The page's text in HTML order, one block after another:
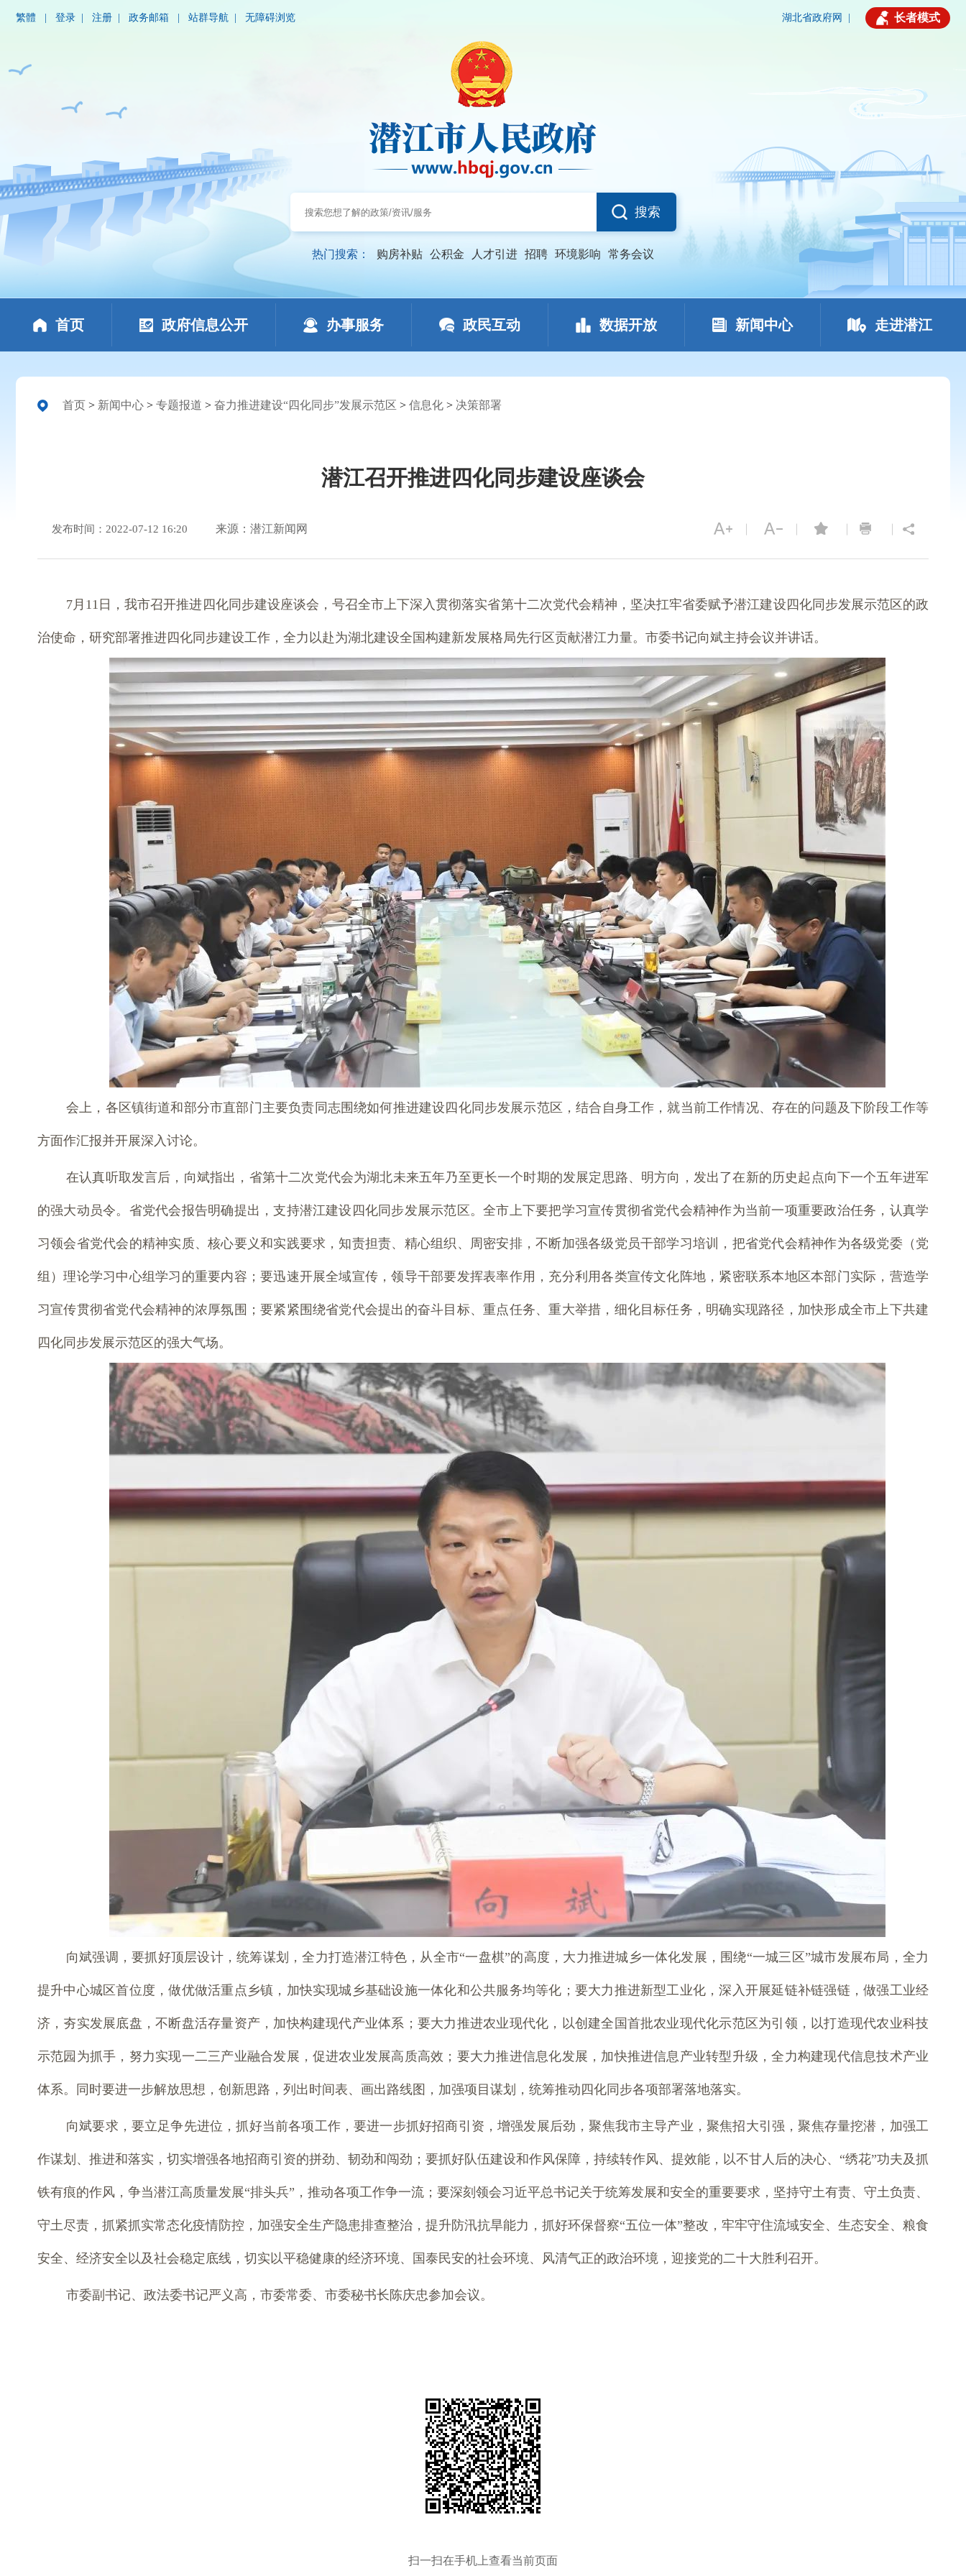
繁體 登录 注册 政务邮箱 站群导航 无障碍浏览 湖北省政府网 长者模式
搜索
热门搜索： 购房补贴 公积金 人才引进 招聘 环境影响 常务会议
首页 政府信息公开 办事服务 政民互动 数据开放 新闻中心 走进潜江
首页 > 新闻中心 > 专题报道 > 奋力推进建设“四化同步”发展示范区 > 信息化 > 决策部署
潜江召开推进四化同步建设座谈会
发布时间：2022-07-12 16:20 来源：潜江新闻网
7月11日，我市召开推进四化同步建设座谈会，号召全市上下深入贯彻落实省第十二次党代会精神，坚决扛牢省委赋予潜江建设四化同步发展示范区的政
治使命，研究部署推进四化同步建设工作，全力以赴为湖北建设全国构建新发展格局先行区贡献潜江力量。市委书记向斌主持会议并讲话。
会上，各区镇街道和部分市直部门主要负责同志围绕如何推进建设四化同步发展示范区，结合自身工作，就当前工作情况、存在的问题及下阶段工作等
方面作汇报并开展深入讨论。
在认真听取发言后，向斌指出，省第十二次党代会为湖北未来五年乃至更长一个时期的发展定思路、明方向，发出了在新的历史起点向下一个五年进军
的强大动员令。省党代会报告明确提出，支持潜江建设四化同步发展示范区。全市上下要把学习宣传贯彻省党代会精神作为当前一项重要政治任务，认真学
习领会省党代会的精神实质、核心要义和实践要求，知责担责、精心组织、周密安排，不断加强各级党员干部学习培训，把省党代会精神作为各级党委（党
组）理论学习中心组学习的重要内容；要迅速开展全域宣传，领导干部要发挥表率作用，充分利用各类宣传文化阵地，紧密联系本地区本部门实际，营造学
习宣传贯彻省党代会精神的浓厚氛围；要紧紧围绕省党代会提出的奋斗目标、重点任务、重大举措，细化目标任务，明确实现路径，加快形成全市上下共建
四化同步发展示范区的强大气场。
向斌强调，要抓好顶层设计，统筹谋划，全力打造潜江特色，从全市“一盘棋”的高度，大力推进城乡一体化发展，围绕“一城三区”城市发展布局，全力
提升中心城区首位度，做优做活重点乡镇，加快实现城乡基础设施一体化和公共服务均等化；要大力推进新型工业化，深入开展延链补链强链，做强工业经
济，夯实发展底盘，不断盘活存量资产，加快构建现代产业体系；要大力推进农业现代化，以创建全国首批农业现代化示范区为引领，以打造现代农业科技
示范园为抓手，努力实现一二三产业融合发展，促进农业发展高质高效；要大力推进信息化发展，加快推进信息产业转型升级，全力构建现代信息技术产业
体系。同时要进一步解放思想，创新思路，列出时间表、画出路线图，加强项目谋划，统筹推动四化同步各项部署落地落实。
向斌要求，要立足争先进位，抓好当前各项工作，要进一步抓好招商引资，增强发展后劲，聚焦我市主导产业，聚焦招大引强，聚焦存量挖潜，加强工
作谋划、推进和落实，切实增强各地招商引资的拼劲、韧劲和闯劲；要抓好队伍建设和作风保障，持续转作风、提效能，以不甘人后的决心、“绣花”功夫及抓
铁有痕的作风，争当潜江高质量发展“排头兵”，推动各项工作争一流；要深刻领会习近平总书记关于统筹发展和安全的重要要求，坚持守土有责、守土负责、
守土尽责，抓紧抓实常态化疫情防控，加强安全生产隐患排查整治，提升防汛抗旱能力，抓好环保督察“五位一体”整改，牢牢守住流域安全、生态安全、粮食
安全、经济安全以及社会稳定底线，切实以平稳健康的经济环境、国泰民安的社会环境、风清气正的政治环境，迎接党的二十大胜利召开。
市委副书记、政法委书记严义高，市委常委、市委秘书长陈庆忠参加会议。
扫一扫在手机上查看当前页面